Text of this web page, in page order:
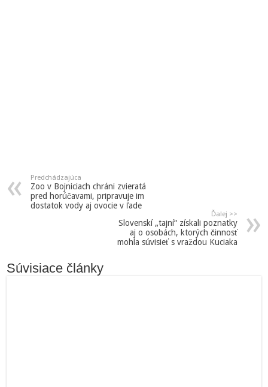
Predchádzajúca
Zoo v Bojniciach chráni zvieratá
pred horúčavami, pripravuje im
dostatok vody aj ovocie v ľade
Ďalej >>
Slovenskí „tajní“ získali poznatky
aj o osobách, ktorých činnosť
mohla súvisieť s vraždou Kuciaka
Súvisiace články